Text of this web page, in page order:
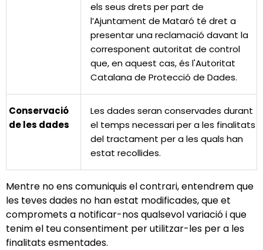
els seus drets per part de
l’Ajuntament de Mataró té dret a
presentar una reclamació davant la
corresponent autoritat de control
que, en aquest cas, és l'Autoritat
Catalana de Protecció de Dades.
Conservació
de les dades
Les dades seran conservades durant
el temps necessari per a les finalitats
del tractament per a les quals han
estat recollides.
Mentre no ens comuniquis el contrari, entendrem que
les teves dades no han estat modificades, que et
compromets a notificar-nos qualsevol variació i que
tenim el teu consentiment per utilitzar-les per a les
finalitats esmentades.